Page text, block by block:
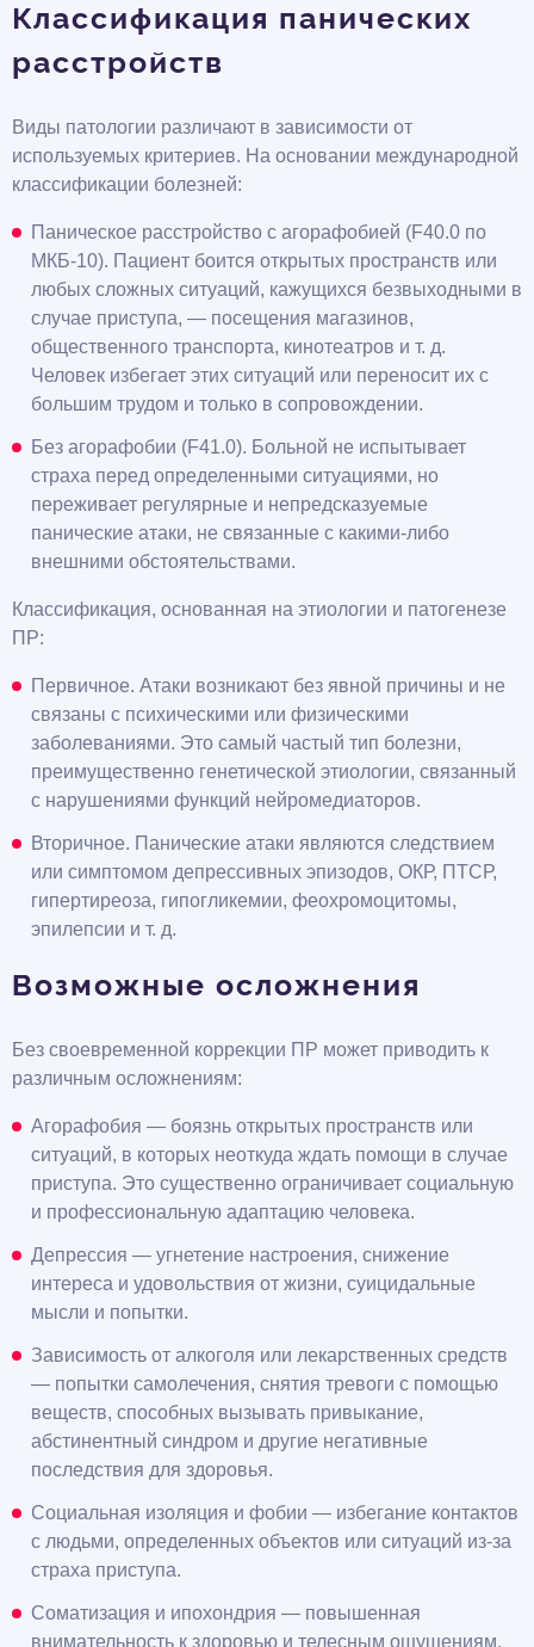
Классификация панических
расстройств
Виды патологии различают в зависимости от
используемых критериев. На основании международной
классификации болезней:
Паническое расстройство с агорафобией (F40.0 по
МКБ-10). Пациент боится открытых пространств или
любых сложных ситуаций, кажущихся безвыходными в
случае приступа, — посещения магазинов,
общественного транспорта, кинотеатров и т. д.
Человек избегает этих ситуаций или переносит их с
большим трудом и только в сопровождении.
Без агорафобии (F41.0). Больной не испытывает
страха перед определенными ситуациями, но
переживает регулярные и непредсказуемые
панические атаки, не связанные с какими-либо
внешними обстоятельствами.
Классификация, основанная на этиологии и патогенезе
ПР:
Первичное. Атаки возникают без явной причины и не
связаны с психическими или физическими
заболеваниями. Это самый частый тип болезни,
преимущественно генетической этиологии, связанный
с нарушениями функций нейромедиаторов.
Вторичное. Панические атаки являются следствием
или симптомом депрессивных эпизодов, ОКР, ПТСР,
гипертиреоза, гипогликемии, феохромоцитомы,
эпилепсии и т. д.
Возможные осложнения
Без своевременной коррекции ПР может приводить к
различным осложнениям:
Агорафобия — боязнь открытых пространств или
ситуаций, в которых неоткуда ждать помощи в случае
приступа. Это существенно ограничивает социальную
и профессиональную адаптацию человека.
Депрессия — угнетение настроения, снижение
интереса и удовольствия от жизни, суицидальные
мысли и попытки.
Зависимость от алкоголя или лекарственных средств
— попытки самолечения, снятия тревоги с помощью
веществ, способных вызывать привыкание,
абстинентный синдром и другие негативные
последствия для здоровья.
Социальная изоляция и фобии — избегание контактов
с людьми, определенных объектов или ситуаций из-за
страха приступа.
Соматизация и ипохондрия — повышенная
внимательность к здоровью и телесным ощущениям,